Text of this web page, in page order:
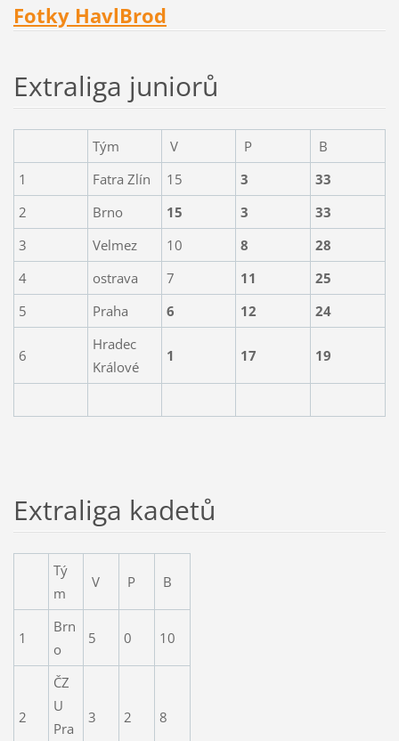
Fotky HavlBrod
Extraliga juniorů
Tým V P
B
1
Fatra Zlín 15 3
33
2
Brno 15 3
33
3
Velmez 10 8
28
4
ostrava 7 11
25
5
Praha 6 12 24
6
Hradec
Králové
1 17 19
Extraliga kadetů
Tý
m
V P B
1
Brn
o
5 0 10
2
ČZ
U
Pra
3 2 8